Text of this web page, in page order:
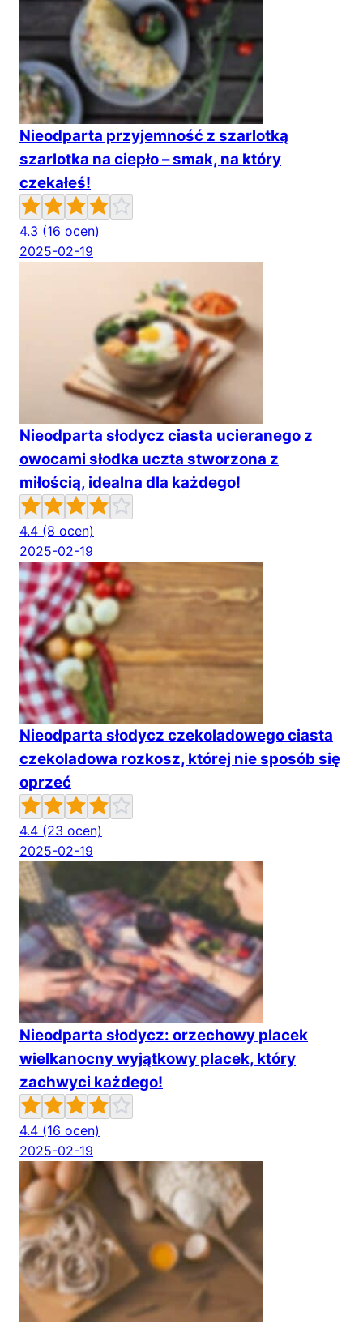
Nieodparta przyjemność z szarlotką
szarlotka na ciepło – smak, na który
czekałeś!
4.3 (16 ocen)
2025-02-19
Nieodparta słodycz ciasta ucieranego z
owocami słodka uczta stworzona z
miłością, idealna dla każdego!
4.4 (8 ocen)
2025-02-19
Nieodparta słodycz czekoladowego ciasta
czekoladowa rozkosz, której nie sposób się
oprzeć
4.4 (23 ocen)
2025-02-19
Nieodparta słodycz: orzechowy placek
wielkanocny wyjątkowy placek, który
zachwyci każdego!
4.4 (16 ocen)
2025-02-19